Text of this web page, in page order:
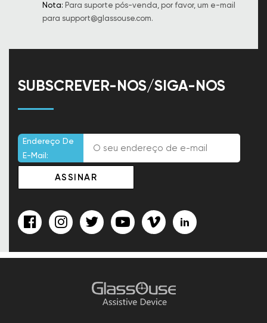
Nota: Para suporte pós-venda, por favor, um e-mail
para support@glassouse.com.
SUBSCREVER-NOS/SIGA-NOS
Endereço De
E-Mail: